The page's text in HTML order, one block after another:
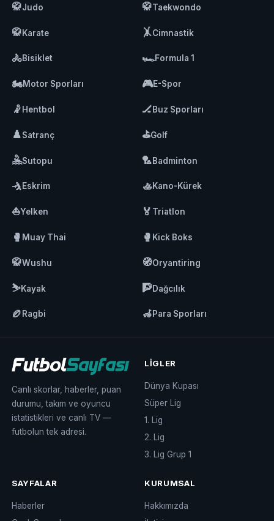
🥋Judo 🥋Taekwondo
🥋Karate 🤸Cimnastik
🚴Bisiklet 🏎️Formula 1
🏍️Motor Sporları 🎮E-Spor
🤾 Hentbol 🏒Buz Sporları
♟️Satranç ⛳Golf
🤽Sutopu 🏸Badminton
🤺Eskrim 🚣Kano-Kürek
⛵Yelken 🏅 Triatlon
🥊 Muay Thai 🥊 Kick Boks
🥋Wushu 🧭Oryantiring
⛷️Kayak 🧗Dağcılık
🏉 Ragbi 🦽Para Sporları
Canlı skorlar, haberler, puan
durumu, takım ve oyuncu
istatistikleri ve canlı TV —
futbolun tek adresi.
LIGLER
Dünya Kupası
Süper Lig
1. Lig
2. Lig
3. Lig Grup 1
SAYFALAR
Haberler
KURUMSAL
Hakkımızda